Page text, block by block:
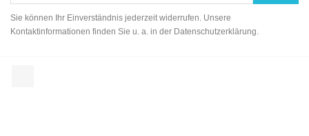
Sie können Ihr Einverständnis jederzeit widerrufen. Unsere
Kontaktinformationen finden Sie u. a. in der Datenschutzerklärung.